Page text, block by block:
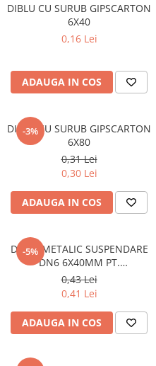
Blocuri ceramice cu găuri
Bolțari din beton
Cărămidă plină
Amorsă, mastic
Membrană hidroizolație
Materiale pentru termoizolații
Colțare și plasă de armare
Plasă de armare pentru fațade
Polistiren expandat
Polistiren extrudat
Vată bazaltică
Vată minerală
Oțel beton
Oțel beton fasonat
Oțel beton neted
Oțel beton striat
DIBLU CU SURUB GIPSCARTON
6X40
0,16 Lei
ADAUGA IN COS
-3%
DIBLU CU SURUB GIPSCARTON
6X80
0,31 Lei
0,30 Lei
ADAUGA IN COS
-5%
DIBLU METALIC SUSPENDARE
DN6 6X40MM PT.
GIPSCARTON
0,43 Lei
0,41 Lei
ADAUGA IN COS